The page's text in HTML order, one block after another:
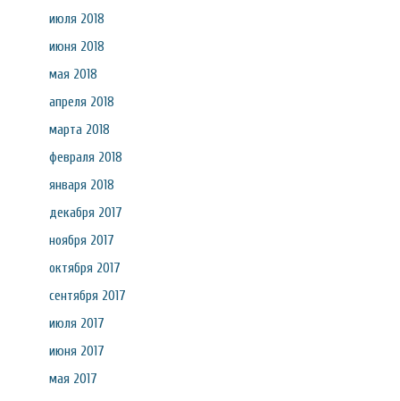
июля 2018
июня 2018
мая 2018
апреля 2018
марта 2018
февраля 2018
января 2018
декабря 2017
ноября 2017
октября 2017
сентября 2017
июля 2017
июня 2017
мая 2017